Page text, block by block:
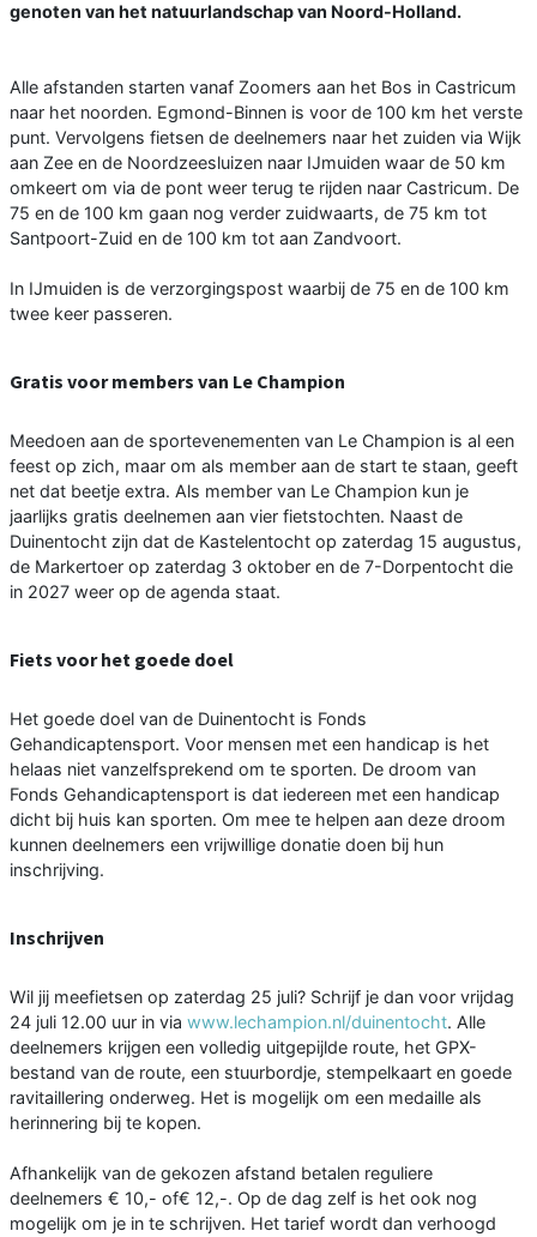
genoten van het natuurlandschap van Noord-Holland.
Alle afstanden starten vanaf Zoomers aan het Bos in Castricum
naar het noorden. Egmond-Binnen is voor de 100 km het verste
punt. Vervolgens fietsen de deelnemers naar het zuiden via Wijk
aan Zee en de Noordzeesluizen naar IJmuiden waar de 50 km
omkeert om via de pont weer terug te rijden naar Castricum. De
75 en de 100 km gaan nog verder zuidwaarts, de 75 km tot
Santpoort-Zuid en de 100 km tot aan Zandvoort.
In IJmuiden is de verzorgingspost waarbij de 75 en de 100 km
twee keer passeren.
Gratis voor members van Le Champion
Meedoen aan de sportevenementen van Le Champion is al een
feest op zich, maar om als member aan de start te staan, geeft
net dat beetje extra. Als member van Le Champion kun je
jaarlijks gratis deelnemen aan vier fietstochten. Naast de
Duinentocht zijn dat de Kastelentocht op zaterdag 15 augustus,
de Markertoer op zaterdag 3 oktober en de 7-Dorpentocht die
in 2027 weer op de agenda staat.
Fiets voor het goede doel
Het goede doel van de Duinentocht is Fonds
Gehandicaptensport. Voor mensen met een handicap is het
helaas niet vanzelfsprekend om te sporten. De droom van
Fonds Gehandicaptensport is dat iedereen met een handicap
dicht bij huis kan sporten. Om mee te helpen aan deze droom
kunnen deelnemers een vrijwillige donatie doen bij hun
inschrijving.
Inschrijven
Wil jij meefietsen op zaterdag 25 juli? Schrijf je dan voor vrijdag
24 juli 12.00 uur in via www.lechampion.nl/duinentocht. Alle
deelnemers krijgen een volledig uitgepijlde route, het GPX-
bestand van de route, een stuurbordje, stempelkaart en goede
ravitaillering onderweg. Het is mogelijk om een medaille als
herinnering bij te kopen.
Afhankelijk van de gekozen afstand betalen reguliere
deelnemers € 10,- of€ 12,-. Op de dag zelf is het ook nog
mogelijk om je in te schrijven. Het tarief wordt dan verhoogd